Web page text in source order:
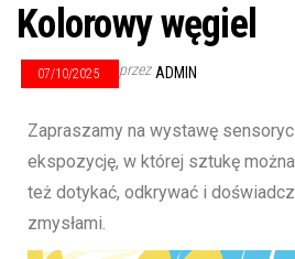
Kolorowy węgiel
07/10/2025 przez ADMIN
Zapraszamy na wystawę
ekspozycję, w której sztukę
też dotykać, odkrywać i
zmysłami.